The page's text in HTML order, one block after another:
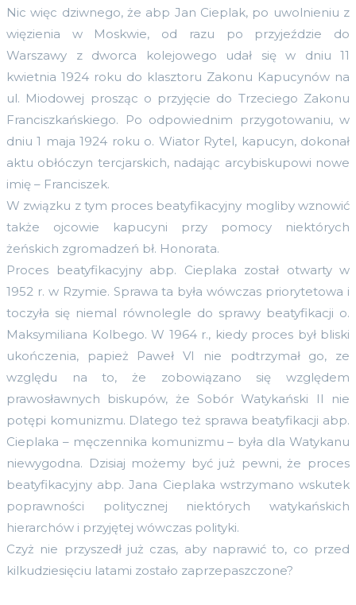
Nic więc dziwnego, że abp Jan Cieplak, po uwolnieniu z
więzienia w Moskwie, od razu po przyjeździe do
Warszawy z dworca kolejowego udał się w dniu 11
kwietnia 1924 roku do klasztoru Zakonu Kapucynów na
ul. Miodowej prosząc o przyjęcie do Trzeciego Zakonu
Franciszkańskiego. Po odpowiednim przygotowaniu, w
dniu 1 maja 1924 roku o. Wiator Rytel, kapucyn, dokonał
aktu obłóczyn tercjarskich, nadając arcybiskupowi nowe
imię – Franciszek.
W związku z tym proces beatyfikacyjny mogliby wznowić
także ojcowie kapucyni przy pomocy niektórych
żeńskich zgromadzeń bł. Honorata.
Proces beatyfikacyjny abp. Cieplaka został otwarty w
1952 r. w Rzymie. Sprawa ta była wówczas priorytetowa i
toczyła się niemal równolegle do sprawy beatyfikacji o.
Maksymiliana Kolbego. W 1964 r., kiedy proces był bliski
ukończenia, papież Paweł VI nie podtrzymał go, ze
względu na to, że zobowiązano się względem
prawosławnych biskupów, że Sobór Watykański II nie
potępi komunizmu. Dlatego też sprawa beatyfikacji abp.
Cieplaka – męczennika komunizmu – była dla Watykanu
niewygodna. Dzisiaj możemy być już pewni, że proces
beatyfikacyjny abp. Jana Cieplaka wstrzymano wskutek
poprawności politycznej niektórych watykańskich
hierarchów i przyjętej wówczas polityki.
Czyż nie przyszedł już czas, aby naprawić to, co przed
kilkudziesięciu latami zostało zaprzepaszczone?